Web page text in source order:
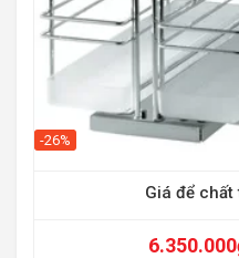
-26%
Giá để
6.350.000